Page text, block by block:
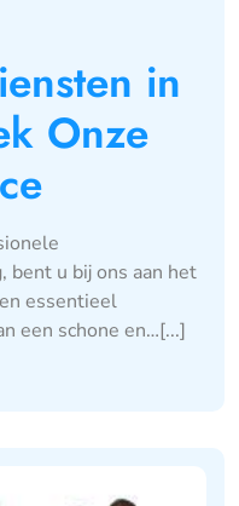
in
Onze
bent u bij ons aan het
essentieel
een schone en…[...]